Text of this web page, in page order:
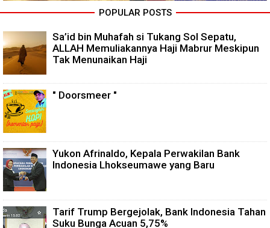
POPULAR POSTS
Sa’id bin Muhafah si Tukang Sol Sepatu,
ALLAH Memuliakannya Haji Mabrur Meskipun
Tak Menunaikan Haji
" Doorsmeer "
Yukon Afrinaldo, Kepala Perwakilan Bank
Indonesia Lhokseumawe yang Baru
Tarif Trump Bergejolak, Bank Indonesia Tahan
Suku Bunga Acuan 5,75%